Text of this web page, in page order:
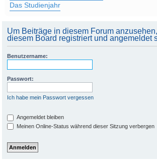
Das Studienjahr
Um Beiträge in diesem Forum
diesem Board registriert und angemeldet
Benutzername:
Passwort:
Ich habe mein Passwort vergessen
Angemeldet bleiben
Meinen Online-Status während dieser Sitzung verbergen